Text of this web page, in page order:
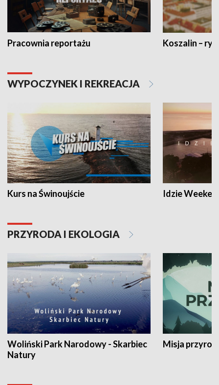
Pracownia reportażu Koszalin –
WYPOCZYNEK I REKREACJA
Kurs na Świnoujście Idzie
PRZYRODA I EKOLOGIA
Woliński Park Narodowy - Skarbiec
Natury
Misja